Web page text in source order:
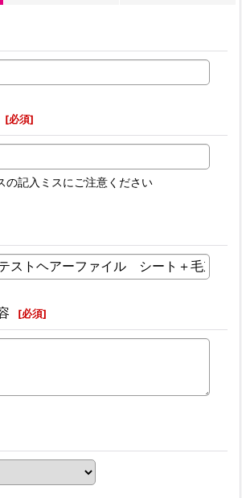
[必須]
の記入ミスにご注意ください
[必須]